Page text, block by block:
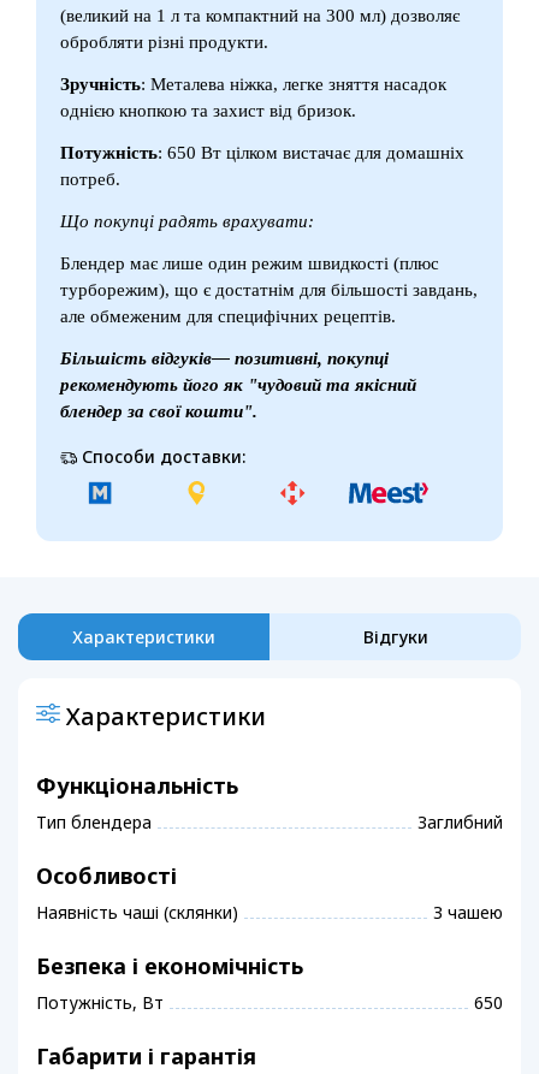
(великий на 1 л та компактний на 300 мл) дозволяє
обробляти різні продукти.
Зручність: Металева ніжка, легке зняття насадок
однією кнопкою та захист від бризок.
Потужність: 650 Вт цілком вистачає для домашніх
потреб.
Що покупці радять врахувати:
Блендер має лише один режим швидкості (плюс
турборежим), що є достатнім для більшості завдань,
але обмеженим для специфічних рецептів.
Більшість відгуків— позитивні, покупці
рекомендують його як "чудовий та якісний
блендер за свої кошти".
Способи доставки:
Характеристики Відгуки
Характеристики
Функціональність
Тип блендера Заглибний
Особливості
Наявність чаші (склянки) З чашею
Безпека і економічність
Потужність, Вт 650
Габарити і гарантія